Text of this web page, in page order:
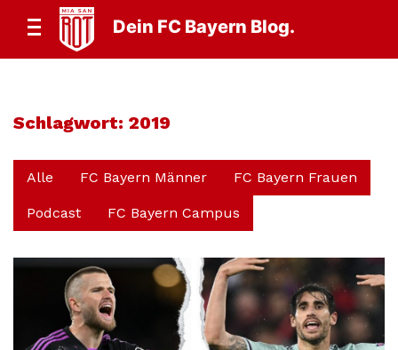
Dein FC Bayern Blog.
Schlagwort: 2019
Alle FC Bayern Männer FC Bayern Frauen
Podcast FC Bayern Campus